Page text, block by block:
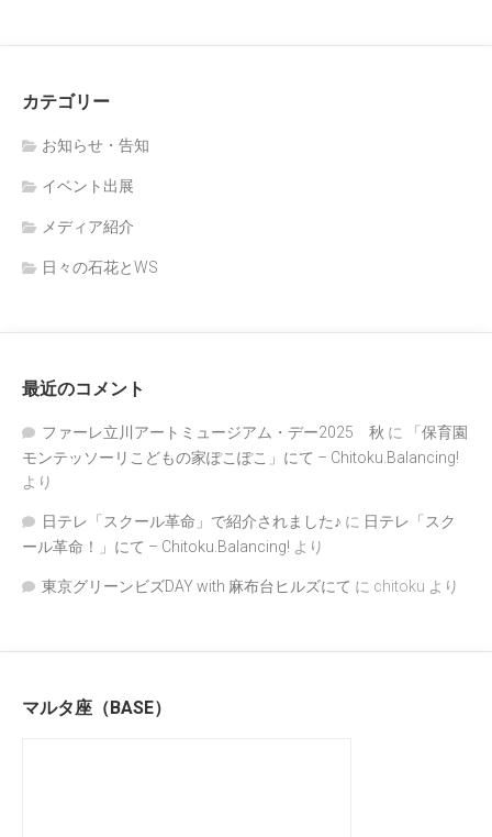
カテゴリー
お知らせ・告知
イベント出展
メディア紹介
日々の石花とWS
最近のコメント
ファーレ立川アートミュージアム・デー2025 秋 に
「保育園
モンテッソーリこどもの家ぽこぽこ」にて – Chitoku.Balancing!
より
日テレ「スクール革命」で紹介されました♪ に 日テレ「スク
ール革命！」にて – Chitoku.Balancing! より
東京グリーンビズDAY with 麻布台ヒルズにて に chitoku より
マルタ座（BASE）